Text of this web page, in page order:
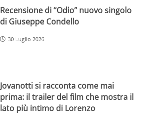
Recensione di “Odio” nuovo singolo
di Giuseppe Condello
30 Luglio 2026
Jovanotti si racconta come mai
prima: il trailer del film che mostra il
lato più intimo di Lorenzo